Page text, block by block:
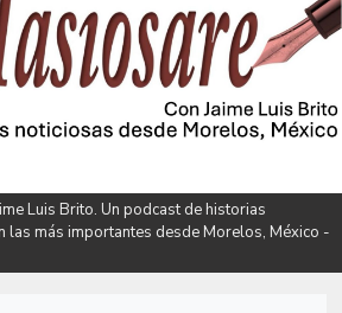
Luis Brito. Un podcast de historias
las más importantes desde Morelos, México -